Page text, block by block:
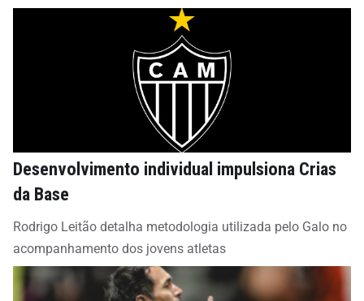
Desenvolvimento individual impulsiona Crias
da Base
Rodrigo Leitão detalha metodologia utilizada pelo Galo no
acompanhamento dos jovens atletas